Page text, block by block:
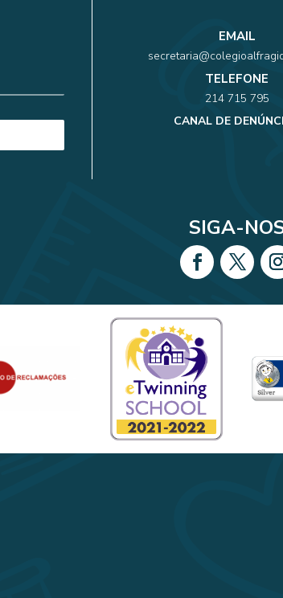
EMAIL
TELEFONE
214 715 795
CANAL DE
SIGA-